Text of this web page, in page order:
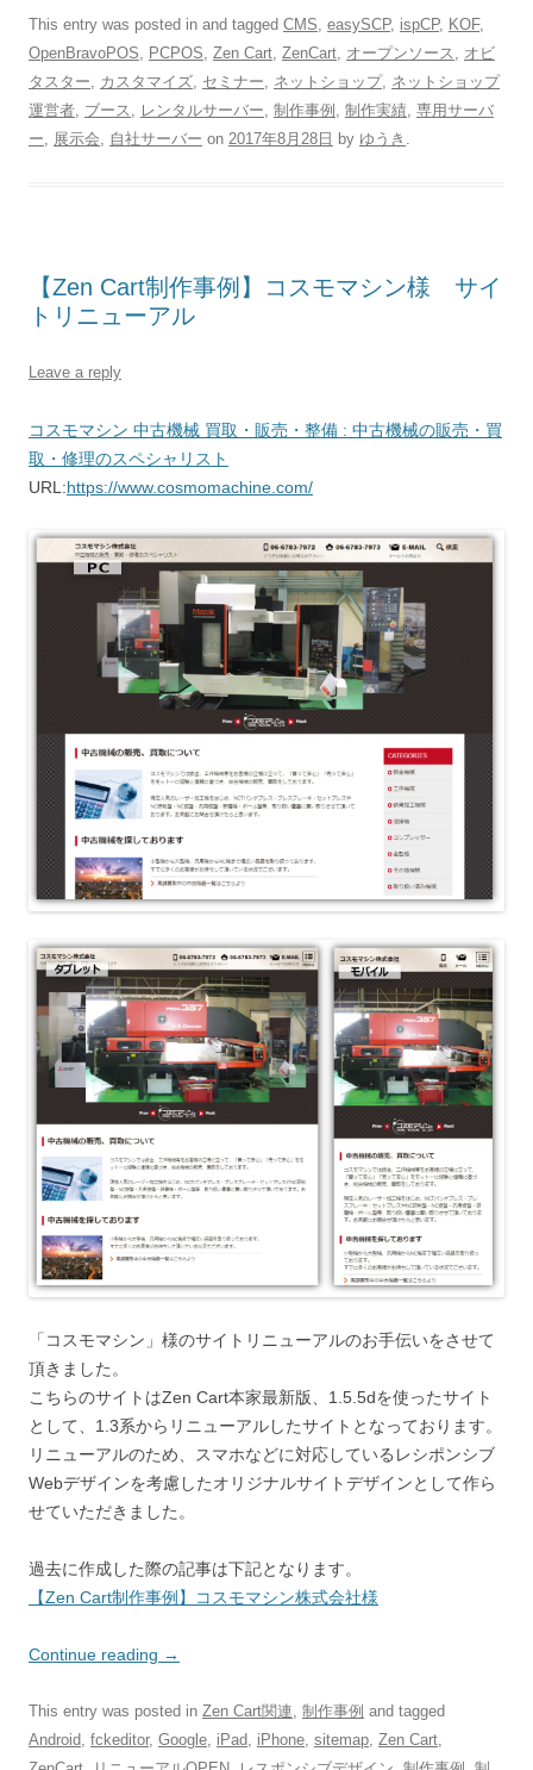
This entry was posted in and tagged CMS easySCP, ispCP, KOF,
OpenBravoPOS
PCPOS Zen Cart ZenCart オープンソース
オビ
タスター
カスタマイズ セミナー ネットショップ, ネットショップ
運営者 ブース レンタルサーバー 制作事例 制作実績 専用サーバ
ー
展示会 自社サーバー on 2017年8月28日 by ゆうき
【Zen Cart制作事例】コスモマシン様 サイ
トリニューアル
Leave a reply
コスモマシン 中古機械 買取・販売・整備 : 中古機械の販売・買
取・修理のスペシャリスト
URL:https://www.cosmomachine.com/
「コスモマシン」様のサイトリニューアルのお手伝いをさせて
頂きました。
こちらのサイトはZen Cart本家最新版、1.5.5dを使ったサイト
として、1.3系からリニューアルしたサイトとなっております。
リニューアルのため、スマホなどに対応しているレシポンシブ
Webデザインを考慮したオリジナルサイトデザインとして作ら
せていただきました。
過去に作成した際の記事は下記となります。
【Zen Cart制作事例】コスモマシン株式会社様
Continue reading →
This entry was posted in Zen Cart関連 制作事例 and tagged
Android fckeditor, Google iPad iPhone sitemap Zen Cart